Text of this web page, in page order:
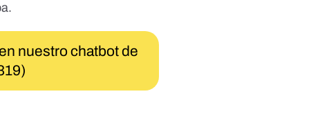
nuestro chatbot de